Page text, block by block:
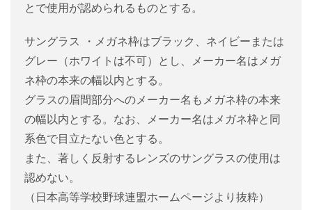
とで使用が認められるものとする。
サングラス ・メガネ枠はブラック、ネイビーまたは
グレー（ホワイトは不可）とし、メーカー名はメガ
ネ枠の本来の幅以内とする。
グラスの眉間部分へのメーカー名もメガネ枠の本来
の幅以内とする。なお、メーカー名はメガネ枠と同
系色で目立たない色とする。
また、著しく反射するレンズのサングラスの使用は
認めない。
（日本高等学校野球連盟ホームページより抜粋）